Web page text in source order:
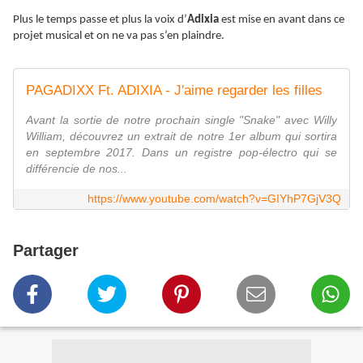
Plus le temps passe et plus la voix d’Adixia est mise en avant dans ce
projet musical et on ne va pas s’en plaindre.
PAGADIXX Ft. ADIXIA - J'aime regarder les filles
Avant la sortie de notre prochain single "Snake" avec Willy
William, découvrez un extrait de notre 1er album qui sortira
en septembre 2017. Dans un registre pop-électro qui se
différencie de nos...
https://www.youtube.com/watch?v=GIYhP7GjV3Q
Partager